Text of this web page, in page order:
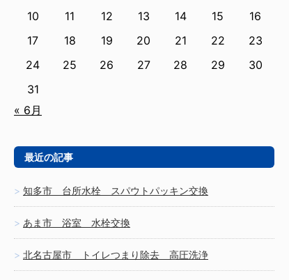
10
11 12 13 14 15
16
17
18 19 20 21 22
23
24
25 26 27 28 29
30
31
« 6月
最近の記事
知多市 台所水栓 スパウトパッキン交換
あま市 浴室 水栓交換
北名古屋市 トイレつまり除去 高圧洗浄